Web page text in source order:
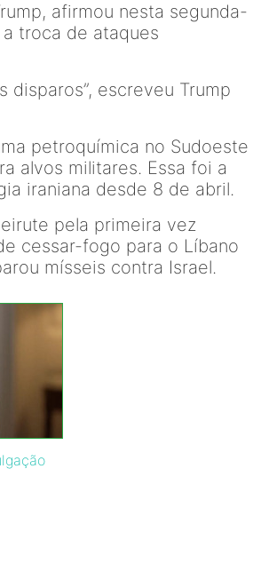
afirmou nesta segunda-
troca de ataques
disparos”, escreveu Trump
petroquímica no Sudoeste
alvos militares. Essa foi a
iraniana desde 8 de abril.
pela primeira vez
cessar-fogo para o Líbano
mísseis contra Israel.